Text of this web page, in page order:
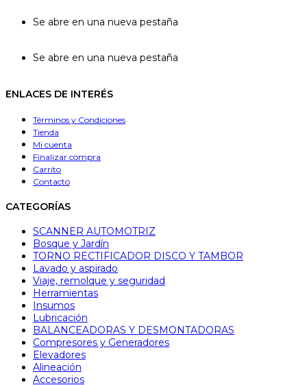
Se abre en una nueva pestaña
Se abre en una nueva pestaña
ENLACES DE INTERÉS
Términos y Condiciones
Tienda
Mi cuenta
Finalizar compra
Carrito
Contacto
CATEGORÍAS
SCANNER AUTOMOTRIZ
Bosque y Jardín
TORNO RECTIFICADOR DISCO Y TAMBOR
Lavado y aspirado
Viaje, remolque y seguridad
Herramientas
Insumos
Lubricación
BALANCEADORAS Y DESMONTADORAS
Compresores y Generadores
Elevadores
Alineación
Accesorios